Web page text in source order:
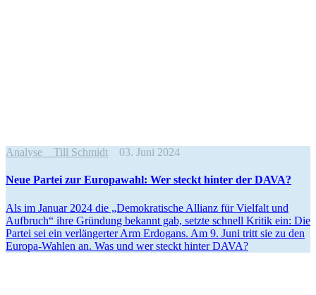
Analyse Till Schmidt 03. Juni 2024
Neue Partei zur Europawahl: Wer steckt hinter der DAVA?
Als im Januar 2024 die „Demokra­tische Allianz für Vielfalt und
Aufbruch“ ihre Gründung bekannt gab, setzte schnell Kritik ein: Die
Partei sei ein verlän­gerter Arm Erdogans. Am 9. Juni tritt sie zu den
Europa-Wahlen an. Was und wer steckt hinter DAVA?